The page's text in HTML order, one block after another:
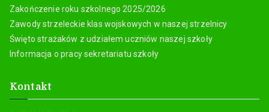
Zakończenie roku szkolnego 2025/2026
Zawody strzeleckie klas wojskowych w naszej strzelnicy
Święto strażaków z udziałem uczniów naszej szkoły
Informacja o pracy sekretariatu szkoły
Kontakt